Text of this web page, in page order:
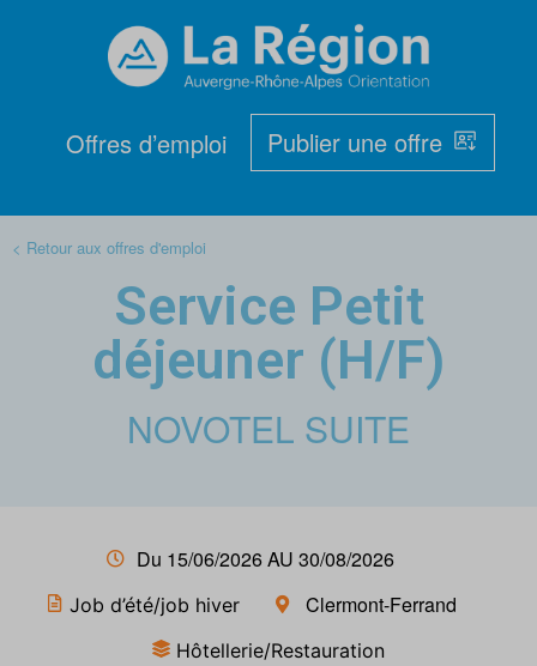
Offres d’emploi Publier une offre
< Retour aux offres d'emploi
Service Petit
déjeuner (H/F)
NOVOTEL SUITE
Du 15/06/2026 AU 30/08/2026
Job d’été/job hiver Clermont-Ferrand
Hôtellerie/Restauration